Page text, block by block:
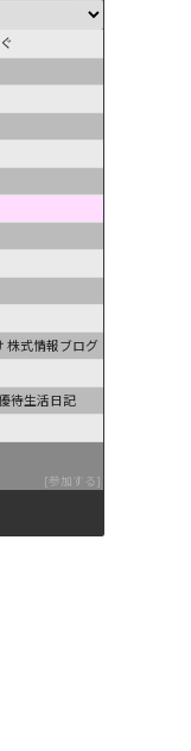
株式情報ブログ
待生活日記
参加する